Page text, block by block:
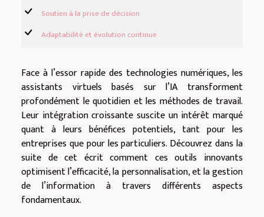
Soutien à la prise de décision
Adaptabilité et évolution continue
Face à l’essor rapide des technologies numériques, les
assistants virtuels basés sur l’IA transforment
profondément le quotidien et les méthodes de travail.
Leur intégration croissante suscite un intérêt marqué
quant à leurs bénéfices potentiels, tant pour les
entreprises que pour les particuliers. Découvrez dans la
suite de cet écrit comment ces outils innovants
optimisent l’efficacité, la personnalisation, et la gestion
de l’information à travers différents aspects
fondamentaux.